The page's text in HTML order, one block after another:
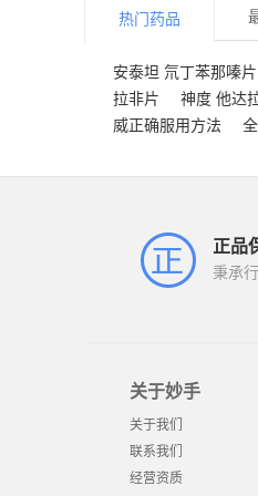
热门药品
安泰坦 氘丁苯那嗪片
拉非片
神度 他达
威正确服用方法
正品
秉承
关于妙手
关于我们
联系我们
经营资质